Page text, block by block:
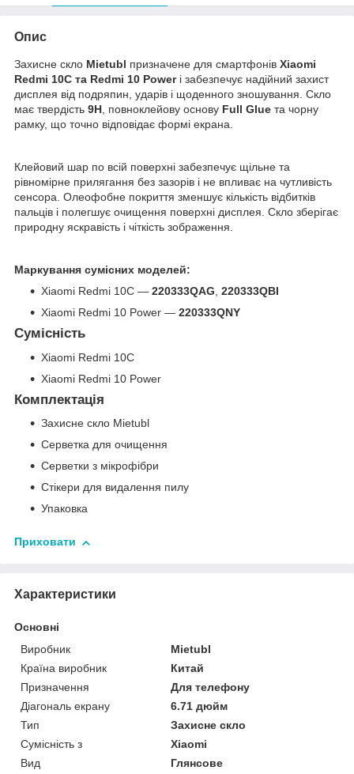
Опис
Захисне скло Mietubl призначене для смартфонів Xiaomi
Redmi 10C та Redmi 10 Powerі забезпечує надійний захист
дисплея від подряпин, ударів і щоденного зношування. Скло
має твердість 9H , повноклейову основу Full Glue та чорну
рамку, що точно відповідає формі екрана.
Клейовий шар по всій поверхні забезпечує щільне та
рівномірне прилягання без зазорів і не впливає на чутливість
сенсора. Олеофобне покриття зменшує кількість відбитків
пальців і полегшує очищення поверхні дисплея. Скло зберігає
природну яскравість і чіткість зображення.
Маркування сумісних моделей:
Xiaomi Redmi 10C — 220333QAG 220333QBI
Xiaomi Redmi 10 Power — 220333QNY
Сумісність
Xiaomi Redmi 10C
Xiaomi Redmi 10 Power
Комплектація
Захисне скло Mietubl
Серветка для очищення
Серветки з мікрофібри
Стікери для видалення пилу
Упаковка
Приховати
Характеристики
Основні
Виробник
Mietubl
Країна виробник
Китай
Призначення
Для телефону
Діагональ екрану
6.71 дюйм
Тип
Захисне скло
Сумісність з
Xiaomi
Вид
Глянсове